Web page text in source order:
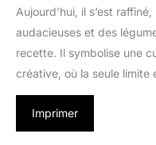
Aujourd’hui, il s’est
audacieuses et des
recette. Il symbolise une
créative, où la seule limite
Imprimer